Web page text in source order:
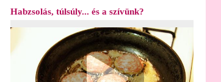
Habzsolás, túlsúly... és a szívünk?